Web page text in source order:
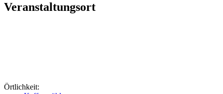
Veranstaltungsort
Örtlichkeit: